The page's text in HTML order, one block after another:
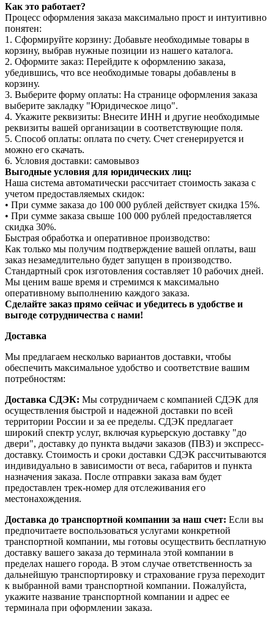
Как это работает?
Процесс оформления заказа максимально прост и интуитивно
понятен:
1. Сформируйте корзину: Добавьте необходимые товары в
корзину, выбрав нужные позиции из нашего каталога.
2. Оформите заказ: Перейдите к оформлению заказа,
убедившись, что все необходимые товары добавлены в
корзину.
3. Выберите форму оплаты: На странице оформления заказа
выберите закладку "Юридическое лицо".
4. Укажите реквизиты: Внесите ИНН и другие необходимые
реквизиты вашей организации в соответствующие поля.
5. Способ оплаты: оплата по счету. Счет сгенерируется и
можно его скачать.
6. Условия доставки: самовывоз
Выгодные условия для юридических лиц:
Наша система автоматически рассчитает стоимость заказа с
учетом предоставляемых скидок:
• При сумме заказа до 100 000 рублей действует скидка 15%.
• При сумме заказа свыше 100 000 рублей предоставляется
скидка 30%.
Быстрая обработка и оперативное производство:
Как только мы получим подтверждение вашей оплаты, ваш
заказ незамедлительно будет запущен в производство.
Стандартный срок изготовления составляет 10 рабочих дней.
Мы ценим ваше время и стремимся к максимально
оперативному выполнению каждого заказа.
Сделайте заказ прямо сейчас и убедитесь в удобстве и
выгоде сотрудничества с нами!
Доставка
Мы предлагаем несколько вариантов доставки, чтобы
обеспечить максимальное удобство и соответствие вашим
потребностям:
Доставка СДЭК: Мы сотрудничаем с компанией СДЭК для
осуществления быстрой и надежной доставки по всей
территории России и за ее пределы. СДЭК предлагает
широкий спектр услуг, включая курьерскую доставку "до
двери", доставку до пункта выдачи заказов (ПВЗ) и экспресс-
доставку. Стоимость и сроки доставки СДЭК рассчитываются
индивидуально в зависимости от веса, габаритов и пункта
назначения заказа. После отправки заказа вам будет
предоставлен трек-номер для отслеживания его
местонахождения.
Доставка до транспортной компании за наш счет: Если вы
предпочитаете воспользоваться услугами конкретной
транспортной компании, мы готовы осуществить бесплатную
доставку вашего заказа до терминала этой компании в
пределах нашего города. В этом случае ответственность за
дальнейшую транспортировку и страхование груза переходит
к выбранной вами транспортной компании. Пожалуйста,
укажите название транспортной компании и адрес ее
терминала при оформлении заказа.